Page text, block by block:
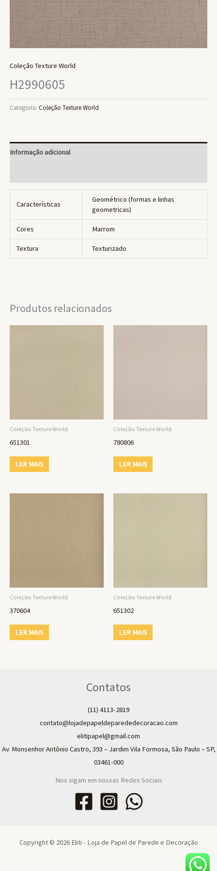
Coleção Texture World
H2990605
Categoria: Coleção Texture World
Informação adicional
Características
Geométrico (formas e linhas
geometricas)
Cores Marrom
Textura Texturizado
Produtos relacionados
Coleção Texture World
651301
LER MAIS
Coleção Texture World
780806
LER MAIS
Coleção Texture World
370604
LER MAIS
Coleção Texture World
651302
LER MAIS
Contatos
(11) 4113-2819
contato@lojadepapeldeparededecoracao.com
elitipapel@gmail.com​
Av. Monsenhor Antônio Castro, 393 – Jardim Vila Formosa, São Paulo – SP,
03461-000
Nos sigam em nossas Redes Sociais
Copyright © 2026 Eliti - Loja de Papel de Parede e Decoração